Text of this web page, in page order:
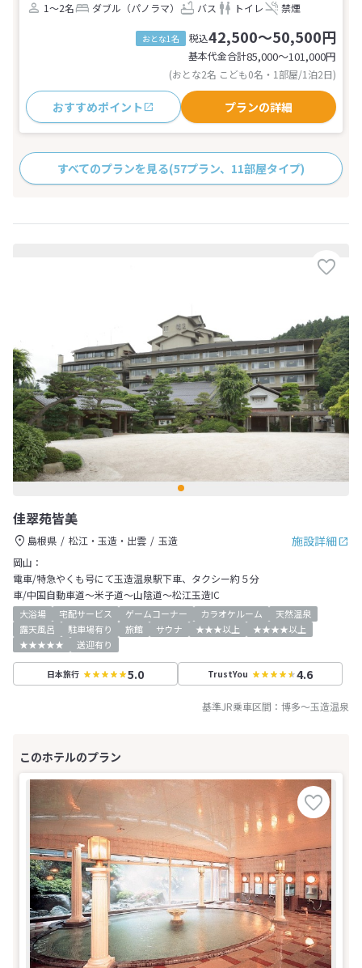
1～2名
ダブル（パノラマ） バス トイレ 禁煙
おとな1名 税込42,500～50,500円
基本代金合計85,000〜101,000円
(おとな2名 こども0名・1部屋/1泊2日)
おすすめポイント プランの詳細
すべてのプランを見る(57プラン、11部屋タイプ)
佳翠苑皆美
施設詳細
島根県 松江・玉造・出雲
玉造
岡山：
電車/特急やくも号にて玉造温泉駅下車、タクシー約５分
車/中国自動車道～米子道～山陰道～松江玉造IC
大浴場 宅配サービス ゲームコーナー カラオケルーム
天然温泉
露天風呂
駐車場有り 旅館 サウナ ★★★以上
★★★★以上
★★★★★
送迎有り
日本旅行 5.0 TrustYou 4.6
基準JR乗車区間： 博多～玉造温泉